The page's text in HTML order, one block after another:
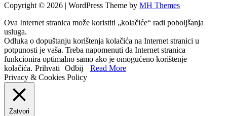
Copyright © 2026 | WordPress Theme by MH Themes
Ova Internet stranica može koristiti „kolačiće“ radi poboljšanja
usluga.
Odluka o dopuštanju korištenja kolačića na Internet stranici u
potpunosti je vaša. Treba napomenuti da Internet stranica
funkcionira optimalno samo ako je omogućeno korištenje
kolačića. Prihvati Odbij
Read More
Privacy & Cookies Policy
Zatvori